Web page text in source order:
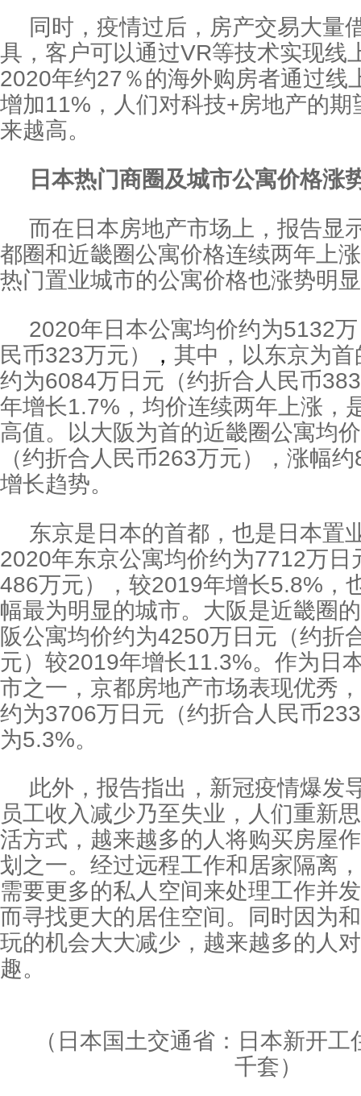
同时，疫情过后，房产交易大量
具，客户可以通过VR等技术实现线
2020年约27％的海外购房者通过线
增加11%，人们对科技+房地产的期
来越高。
日本热门商圈及城市公寓价格涨
而在日本房地产市场上，报告显
都圈和近畿圈公寓价格连续两年上
热门置业城市的公寓价格也涨势明
2020年日本公寓均价约为5132
民币323万元）
， 其中，以东京为
约为6084万日元（约折合人民币
年增长1.7%，均价连续两年上涨，
高值。以大阪为首的近畿圈公寓均
（约折合人民币263万元），涨幅
增长趋势。
东京是日本的首都，也是日本置
2020年东京公寓均价约为7712万日
486万元），较2019年增长5.8%，
幅最为明显的城市。大阪是近畿圈
阪公寓均价约为4250万日元（约折
元）较2019年增长11.3%。作为日
市之一，京都房地产市场表现优秀
约为3706万日元（约折合人民币
为5.3%。
此外，报告指出，新冠疫情爆发
员工收入减少乃至失业，人们重新
活方式，越来越多的人将购买房屋
划之一。经过远程工作和居家隔离
需要更多的私人空间来处理工作并
而寻找更大的居住空间。同时因为
玩的机会大大减少，越来越多的人
趣。
（日本国土交通省：日本新开
千套）